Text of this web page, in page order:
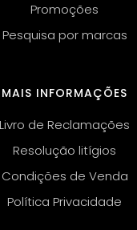
Promoções
Pesquisa por marcas
MAIS INFORMAÇÕES
Livro de Reclamações
Resolução litígios
Condições de Venda
Política Privacidade